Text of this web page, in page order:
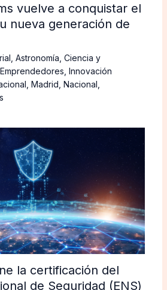
vuelve a conquistar el
nueva generación de
Astronomía Ciencia y
Emprendedores Innovación
Madrid Nacional
la certificación del
de Seguridad (ENS)